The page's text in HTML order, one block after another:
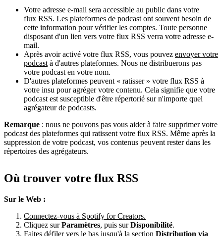
Votre adresse e-mail sera accessible au public dans votre
flux RSS. Les plateformes de podcast ont souvent besoin de
cette information pour vérifier les comptes. Toute personne
disposant d'un lien vers votre flux RSS verra votre adresse e-
mail.
Après avoir activé votre flux RSS, vous pouvez envoyer votre
podcast à d'autres plateformes. Nous ne distribuerons pas
votre podcast en votre nom.
D'autres plateformes peuvent « ratisser » votre flux RSS à
votre insu pour agréger votre contenu. Cela signifie que votre
podcast est susceptible d'être répertorié sur n'importe quel
agrégateur de podcasts.
Remarque : nous ne pouvons pas vous aider à faire supprimer votre
podcast des plateformes qui ratissent votre flux RSS. Même après la
suppression de votre podcast, vos contenus peuvent rester dans les
répertoires des agrégateurs.
Où trouver votre flux RSS
Sur le Web :
Connectez-vous à Spotify for Creators.
Cliquez surParamètres, puis surDisponibilité.
Faites défiler vers le bas jusqu'à la section Distribution via